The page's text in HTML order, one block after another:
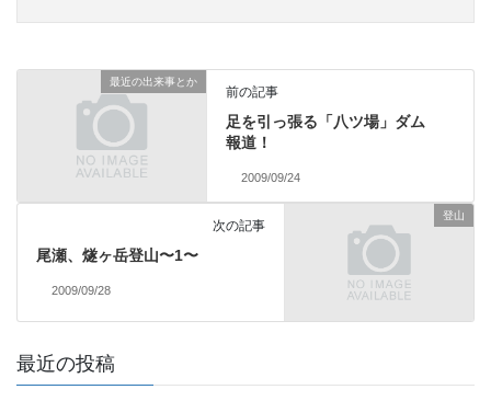
最近の出来事とか
前の記事
足を引っ張る「八ツ場」ダム
報道！
2009/09/24
登山
次の記事
尾瀬、燧ヶ岳登山〜1〜
2009/09/28
最近の投稿